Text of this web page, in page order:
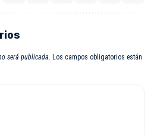
será publicada. Los campos obligatorios están